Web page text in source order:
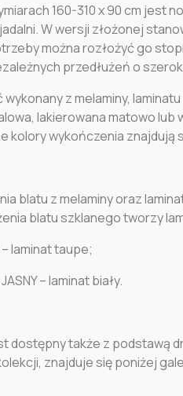
160-310 x 90 cm
W wersji złożonej
można rozłożyć go
przedłużeń o
wykonany z melaminy,
lakierowana matowo lub
kolory wykończenia znajdują
blatu z melaminy oraz
blatu szklanego tworzy
laminat taupe;
– laminat biały.
dostępny także z podstawą
znajduje się poniżej